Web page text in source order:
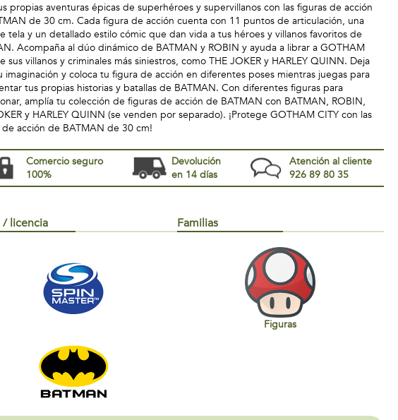
propias aventuras épicas de superhéroes y supervillanos con las figuras de acción
de 30 cm. Cada figura de acción cuenta con 11 puntos de articulación, una
tela y un detallado estilo cómic que dan vida a tus héroes y villanos favoritos de
Acompaña al dúo dinámico de BATMAN y ROBIN y ayuda a librar a GOTHAM
sus villanos y criminales más siniestros, como THE JOKER y HARLEY QUINN. Deja
imaginación y coloca tu figura de acción en diferentes poses mientras juegas para
tus propias historias y batallas de BATMAN. Con diferentes figuras para
amplía tu colección de figuras de acción de BATMAN con BATMAN, ROBIN,
y HARLEY QUINN (se venden por separado). ¡Protege GOTHAM CITY con las
de acción de BATMAN de 30 cm!
Comercio seguro
100%
Devolución
en 14 días
Atención al cliente
926 89 80 35
/ licencia Familias
Figuras